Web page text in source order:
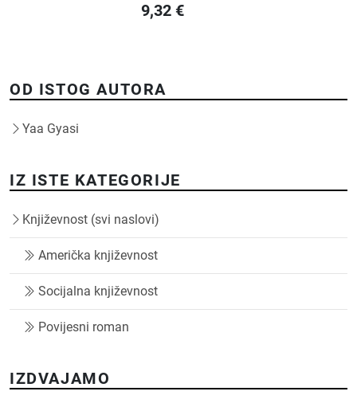
9,32 €
OD ISTOG AUTORA
Yaa Gyasi
IZ ISTE KATEGORIJE
Književnost (svi naslovi)
Američka književnost
Socijalna književnost
Povijesni roman
IZDVAJAMO